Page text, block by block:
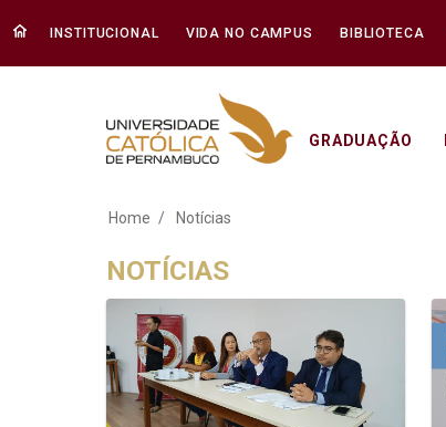
INSTITUCIONAL VIDA NO CAMPUS BIBLIOTECA
GRADUAÇÃO
Notícias - Unicap
Home Notícias
NOTÍCIAS